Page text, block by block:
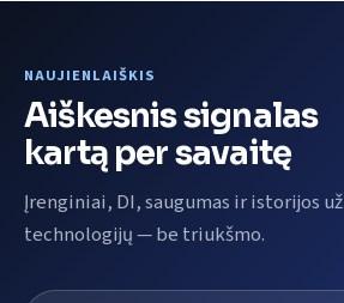
NAUJIENLAIŠKIS
Aiškesnis signalas
kartą per savaitę
Įrenginiai, DI, saugumas ir istorijos už
technologijų — be triukšmo.